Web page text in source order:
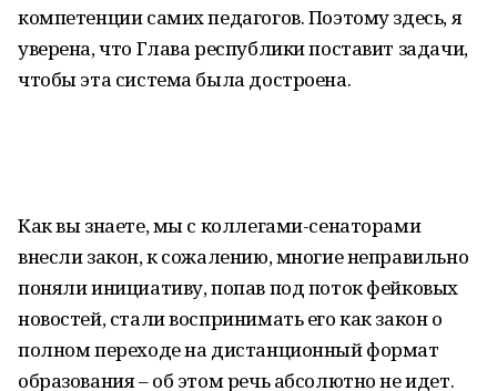
компетенции самих педагогов. Поэтому здесь, я
уверена, что Глава республики поставит задачи,
чтобы эта система была достроена.
Как вы знаете, мы с коллегами-сенаторами
внесли закон, к сожалению, многие неправильно
поняли инициативу, попав под поток фейковых
новостей, стали воспринимать его как закон о
полном переходе на дистанционный формат
образования – об этом речь абсолютно не идет.